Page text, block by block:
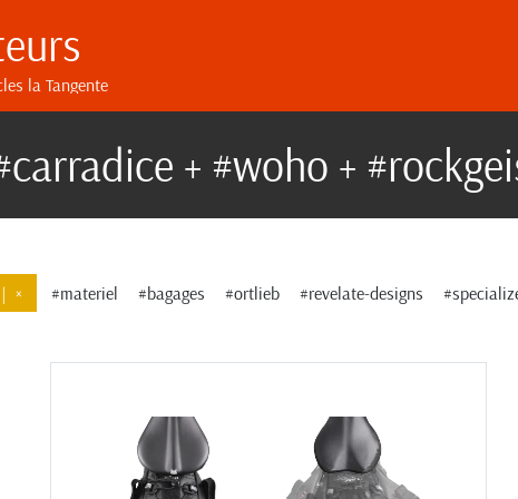
la Tangente
+ #woho +
| × #materiel #bagages #ortlieb #revelate-designs